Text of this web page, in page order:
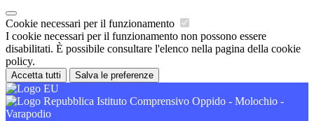
Cookie necessari per il funzionamento
I cookie necessari per il funzionamento non possono essere
disabilitati. È possibile consultare l'elenco nella pagina della cookie
policy.
Accetta tutti Salva le preferenze
Istituto Comprensivo Oppido - Molochio -
Varapodio